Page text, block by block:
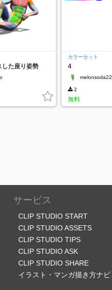
した座り姿勢
カラーセット
4
melonsoda22
2
無料
サービス
CLIP STUDIO START
CLIP STUDIO ASSETS
CLIP STUDIO TIPS
CLIP STUDIO ASK
CLIP STUDIO SHARE
イラスト・マンガ描き方ナビ